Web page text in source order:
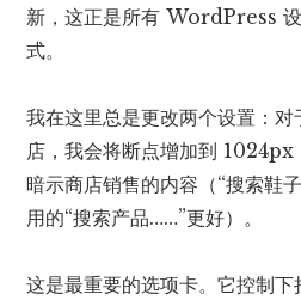
新，这正是所有 WordPress
式。
我在这里总是更改两个设置：
店，我会将断点增加到 1024px
暗示商店销售的内容（“搜索鞋
用的“搜索产品……”更好）。
这是最重要的选项卡。它控制下